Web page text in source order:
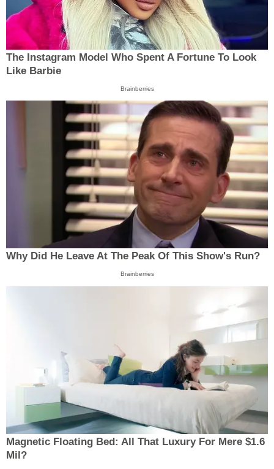
The Instagram Model Who Spent A Fortune To Look
Like Barbie
Brainberries
Why Did He Leave At The Peak Of This Show's Run?
Brainberries
Magnetic Floating Bed: All That Luxury For Mere $1.6
Mil?